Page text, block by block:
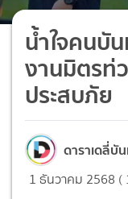
น้ำใจคนบั
งานมิตรท่
ประสบภัย
ดาราเดลี่บั
1 ธันวาคม 2568 (